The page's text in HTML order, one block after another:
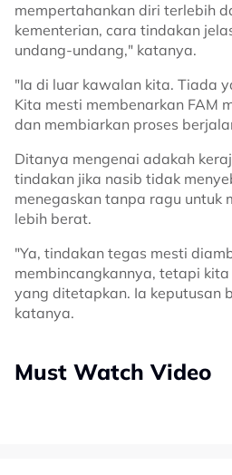
mempertahankan diri terlebih
kementerian, cara tindakan
undang-undang," katanya.
"Ia di luar kawalan kita. Tiada
Kita mesti membenarkan FAM
dan membiarkan proses
Ditanya mengenai adakah
tindakan jika nasib tidak
menegaskan tanpa ragu untuk
lebih berat.
"Ya, tindakan tegas mesti
membincangkannya, tetapi
yang ditetapkan. Ia keputusan
katanya.
Must Watch Video